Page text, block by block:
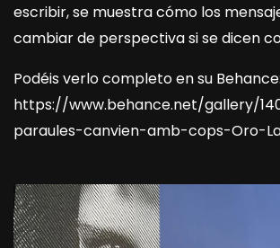
escribir, se muestra cómo los
cambiar de perspectiva si se dicen
Podéis verlo completo en su Behance:
https://www.behance.net/gallery/
paraules-canvien-amb-cops-Oro-